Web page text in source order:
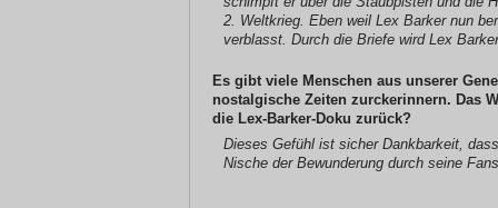
2. Weltkrieg. Eben weil Lex Barker nun
verblasst. Durch die Briefe wird Lex
Es gibt viele Menschen aus unserer
nostalgische Zeiten zurckerinnern. Das
die Lex-Barker-Doku zurück?
Dieses Gefühl ist sicher Dankbarkeit,
Nische der Bewunderung durch seine